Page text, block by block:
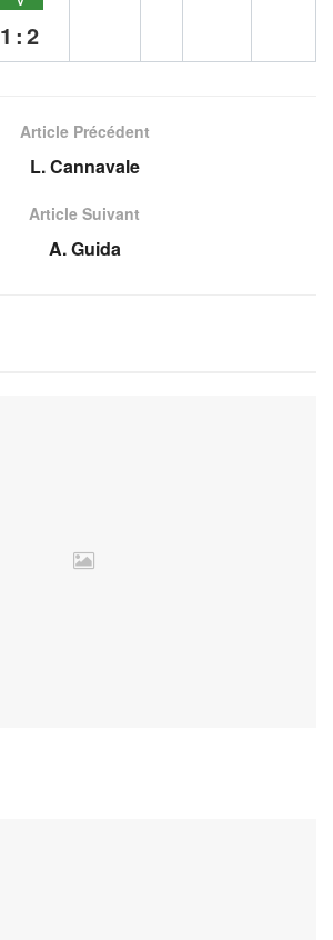
1:2
Article Précédent
L. Cannavale
Article Suivant
A. Guida